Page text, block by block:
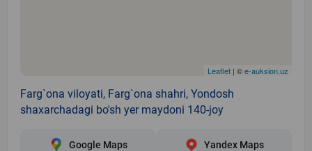
Leaflet | ©e-auksion.uz
Farg`ona viloyati, Farg`ona shahri, Yondosh
shaxarchadagi bo'sh yer maydoni 140-joy
Google Maps Yandex Maps